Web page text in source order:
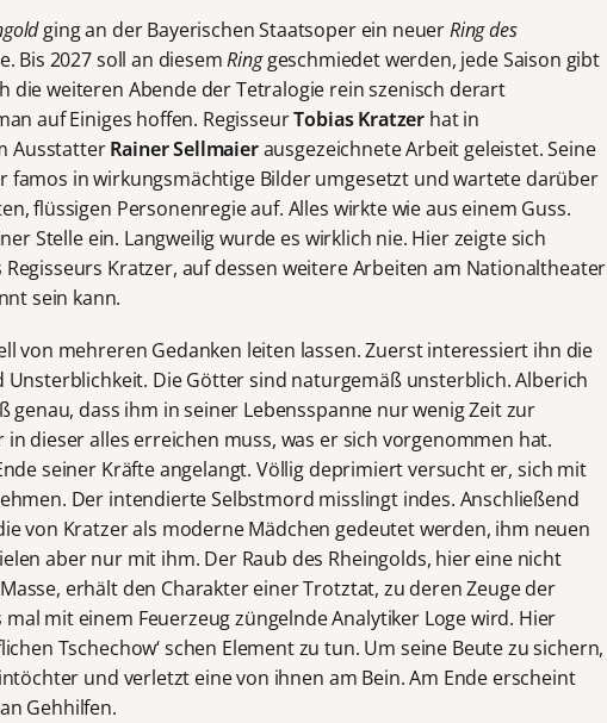
ging an der Bayerischen Staatsoper ein neuerRing des
Bis 2027 soll an diesemRinggeschmiedet werden, jede Saison gibt
die weiteren Abende der Tetralogie rein szenisch derart
auf Einiges hoffen. RegisseurTobias Kratzer hat in
AusstatterRainer Sellmaierausgezeichnete Arbeit geleistet. Seine
famos in wirkungsmächtige Bilder umgesetzt und wartete darüber
flüssigen Personenregie auf. Alles wirkte wie aus einem Guss.
Stelle ein. Langweilig wurde es wirklich nie. Hier zeigte sich
Kratzer, auf dessen weitere Arbeiten am Nationaltheater
sein kann.
von mehreren Gedanken leiten lassen. Zuerst interessiert ihn die
Unsterblichkeit. Die Götter sind naturgemäß unsterblich. Alberich
genau, dass ihm in seiner Lebensspanne nur wenig Zeit zur
dieser alles erreichen muss, was er sich vorgenommen hat.
seiner Kräfte angelangt. Völlig deprimiert versucht er, sich mit
Der intendierte Selbstmord misslingt indes. Anschließend
von Kratzer als moderne Mädchen gedeutet werden, ihm neuen
aber nur mit ihm. Der Raub des Rheingolds, hier eine nicht
erhält den Charakter einer Trotztat, zu deren Zeuge der
mit einem Feuerzeug züngelnde Analytiker Loge wird. Hier
Tschechow‘ schen Element zu tun. Um seine Beute zu sichern,
und verletzt eine von ihnen am Bein. Am Ende erscheint
Gehhilfen.